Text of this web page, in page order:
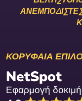
ΚΟΡΥΦΑΙΑ
NetSpot
Εφαρμογή